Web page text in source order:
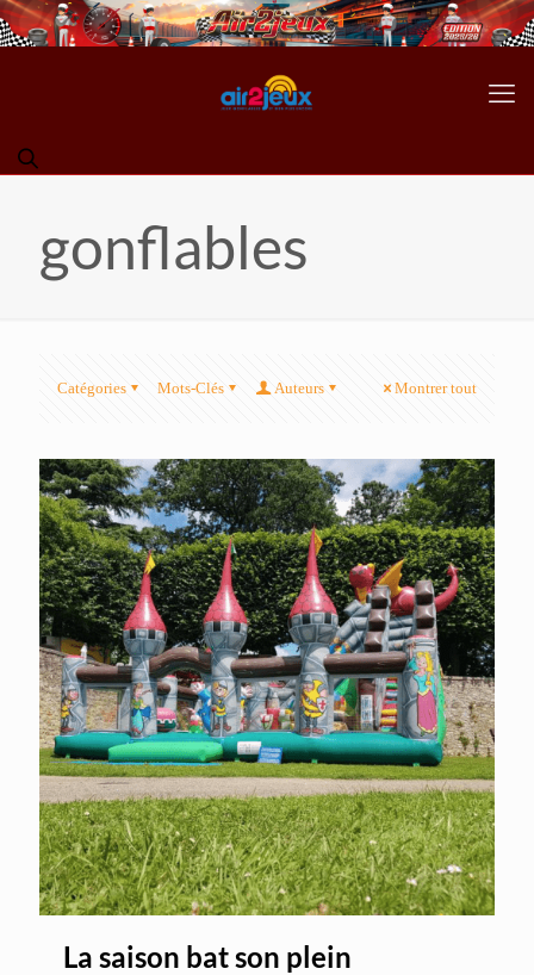
gonflables
Catégories Mots-Clés Auteurs Montrer tout
La saison bat son plein